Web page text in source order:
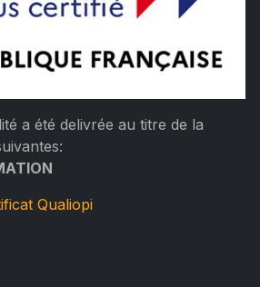
a été delivrée au titre de la
Qualiopi